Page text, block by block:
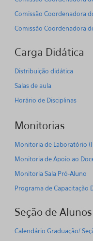
Comissão Coordenadora
Comissão Coordenadora
Carga Didática
Distribuição didática
Salas de aula
Horário de Disciplinas
Monitorias
Monitoria de Laboratório
Monitoria de Apoio ao
Monitoria Sala Pró-Aluno
Programa de Capacitação
Seção de Alunos
Calendário Graduação/